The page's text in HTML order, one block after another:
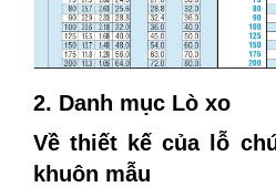
2. Danh mục Lò xo
Về thiết kế của lỗ
khuôn mẫu